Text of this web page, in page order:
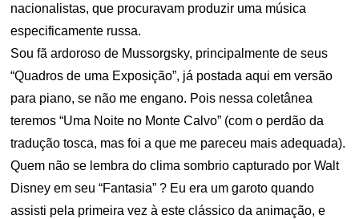
nacionalistas, que procuravam produzir uma música
especificamente russa.
Sou fã ardoroso de Mussorgsky, principalmente de seus
“Quadros de uma Exposição”, já postada aqui em versão
para piano, se não me engano. Pois nessa coletânea
teremos “Uma Noite no Monte Calvo” (com o perdão da
tradução tosca, mas foi a que me pareceu mais adequada).
Quem não se lembra do clima sombrio capturado por Walt
Disney em seu “Fantasia” ? Eu era um garoto quando
assisti pela primeira vez à este clássico da animação, e